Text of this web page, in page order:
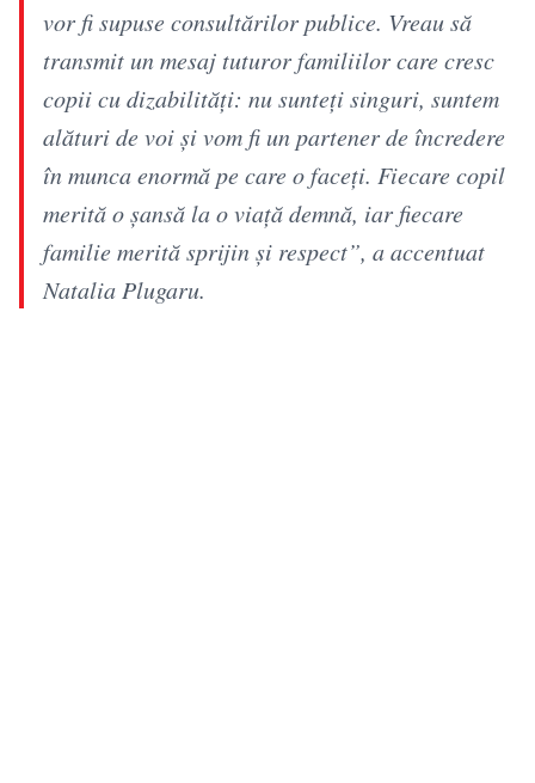
vor fi supuse consultărilor publice. Vreau să
transmit un mesaj tuturor familiilor care cresc
copii cu dizabilități: nu sunteți singuri, suntem
alături de voi și vom fi un partener de încredere
în munca enormă pe care o faceți. Fiecare copil
merită o șansă la o viață demnă, iar fiecare
familie merită sprijin și respect”, a accentuat
Natalia Plugaru.